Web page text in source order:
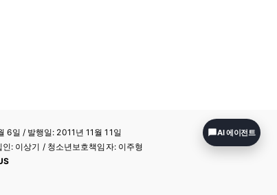
6일 / 발행일: 2011년 11월 11일
: 이상기 / 청소년보호책임자: 이주형
AI 에이전트